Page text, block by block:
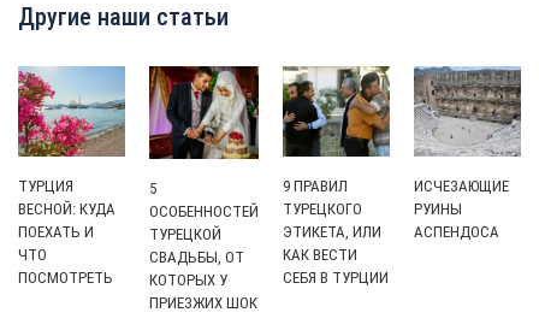
Другие наши статьи
ТУРЦИЯ
ВЕСНОЙ: КУДА
ПОЕХАТЬ И
ЧТО
ПОСМОТРЕТЬ
5
ОСОБЕННОСТЕЙ
ТУРЕЦКОЙ
СВАДЬБЫ, ОТ
КОТОРЫХ У
ПРИЕЗЖИХ ШОК
9 ПРАВИЛ
ТУРЕЦКОГО
ЭТИКЕТА, ИЛИ
КАК ВЕСТИ
СЕБЯ В ТУРЦИИ
ИСЧЕЗАЮЩИЕ
РУИНЫ
АСПЕНДОСА